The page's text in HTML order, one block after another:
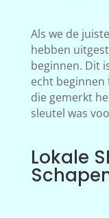
Als we de
hebben
beginnen. Dit
echt beginnen
die gemerkt
sleutel was
Lokale